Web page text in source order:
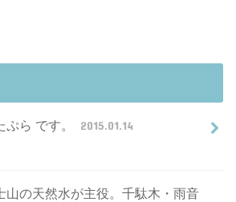
ぷら です。 2015.01.14
山の天然水が主役。千駄木・雨音